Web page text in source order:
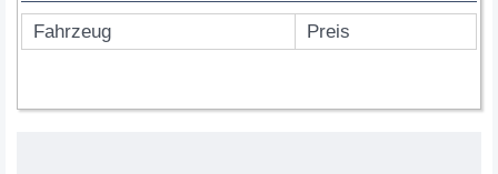
Fahrzeug Preis